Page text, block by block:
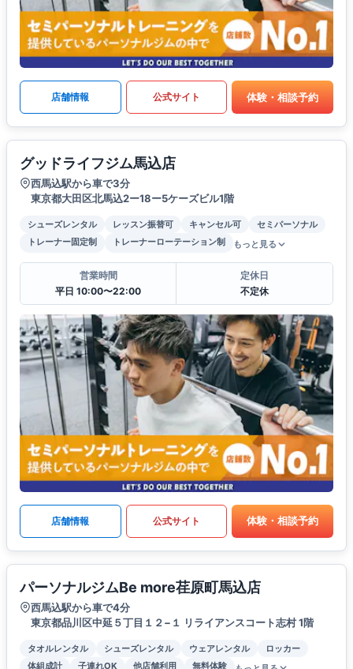
店舗情報 公式サイト 体験・相談予約
グッドライフジム馬込店
西馬込駅から車で3分
東京都大田区北馬込2ー18ー5ケーズビル1階
シューズレンタル レッスン振替可 キャンセル可
セミパーソナル
トレーナー固定制
トレーナーローテーション制 もっと見る
営業時間
平日 10:00〜22:00
定休日
不定休
店舗情報 公式サイト 体験・相談予約
パーソナルジムBe more荏原町馬込店
西馬込駅から車で4分
東京都品川区中延５丁目１２−１ リライアンスコート志村 1階
タオルレンタル シューズレンタル ウェアレンタル
ロッカー
体組成計
子連れOK 他店舗利用 無料体験